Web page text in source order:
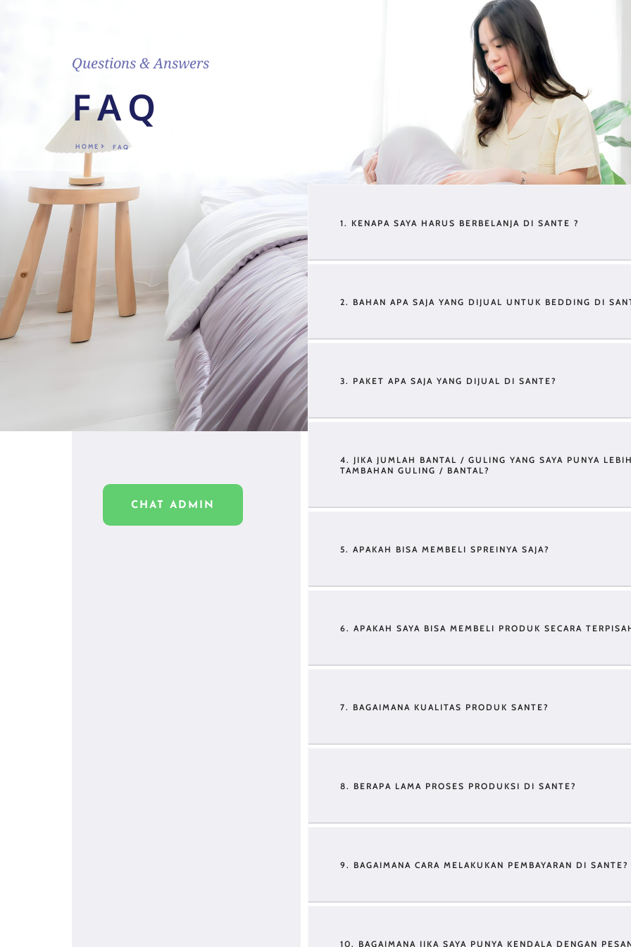
Questions & Answers
FAQ
HOME FAQ
CHAT ADMIN
1. KENAPA SAYA HARUS BERBELANJA DI SANTE ?
2. BAHAN APA SAJA YANG DIJUAL UNTUK BEDDING DI
3. PAKET APA SAJA YANG DIJUAL DI SANTE?
4. JIKA JUMLAH BANTAL / GULING YANG SAYA PUNYA
TAMBAHAN GULING / BANTAL?
5. APAKAH BISA MEMBELI SPREINYA SAJA?
6. APAKAH SAYA BISA MEMBELI PRODUK SECARA
7. BAGAIMANA KUALITAS PRODUK SANTE?
8. BERAPA LAMA PROSES PRODUKSI DI SANTE?
9. BAGAIMANA CARA MELAKUKAN PEMBAYARAN DI SANTE?
10. BAGAIMANA JIKA SAYA PUNYA KENDALA DENGAN